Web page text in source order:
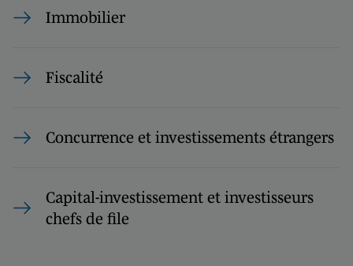
Immobilier
Fiscalité
Concurrence et investissements étrangers
Capital-investissement et investisseurs
chefs de file